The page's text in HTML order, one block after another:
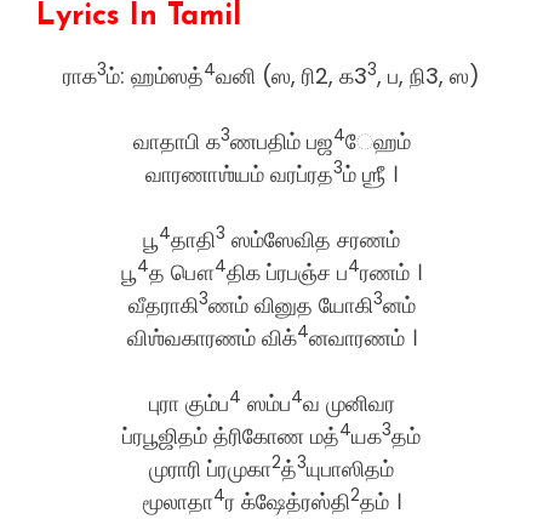
Lyrics In Tamil
ராக3ம்: ஹம்ஸத்4வனி (ஸ, ரி2, க33, ப, நி3, ஸ)
வாதாபி க3ணபதிம் பஜ4ேஹம்
வாரணாஶ்யம் வரப்ரத3ம் ஶ்ரீ ।
பூ4தாதி3 ஸம்ஸேவித சரணம்
பூ4த பௌ4திக ப்ரபஞ்ச ப4ரணம் ।
வீதராகி3ணம் வினுத யோகி3னம்
விஶ்வகாரணம் விக்4னவாரணம் ।
புரா கும்ப4 ஸம்ப4வ முனிவர
ப்ரபூஜிதம் த்ரிகோண மத்4யக3தம்
முராரி ப்ரமுகா2த்3யுபாஸிதம்
மூலாதா4ர க்ஷேத்ரஸ்தி2தம் ।